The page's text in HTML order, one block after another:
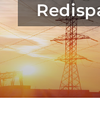
Karriere